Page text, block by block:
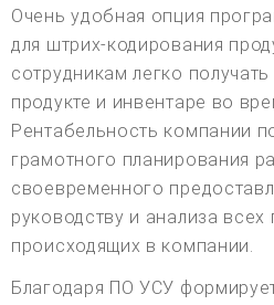
Очень удобная опция
для штрих-кодирования
сотрудникам легко
продукте и инвентаре во
Рентабельность компании
грамотного планирования
своевременного
руководству и анализа всех
происходящих в компании.
Благодаря ПО УСУ